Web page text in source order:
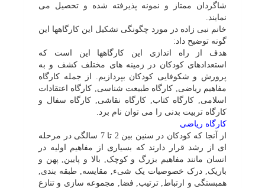
شاگردان ممتاز و نمونه پذیرفته شده و تحصیل مى
نمایند.
خانم نبى زاده در مورد چگونگى تشکیل این کارگاهها این
گونه توضیح داد:
هدف از راه اندازى این کارگاهها این است که
استعدادهاى کودکان در زمینه هاى مختلف کشف و به
پرورش و شکوفایى کودکان بپردازیم. از جمله کارگاه
مفاهیم ریاضى, کارگاه طبیعت شناسى, کارگاه اعتقادات
اسلامى, کارگاه کتاب, کارگاه نقاشى, کارگاه سفال و
کارگاه تربیت بدنى را مى توان نام برد.
کارگاه ریاضى
از آنجا که کودکان در سنین بین 2 تا 7 سالگى در مرحله
اى از رشد قرار دارند که بسیارى از مفاهیم اولیه در
انسان مانند مفاهیم بزرگ و کوچک, بالا و پایین, پهن و
باریک, درک خصوصیات یک شىء, مقایسه, طبقه بندى,
همبستگى و ارتباط, ترتیب, فضا, مجموعه سازى و تنازع